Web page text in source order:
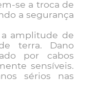
se a troca de
a segurança
a amplitude de
terra. Dano
por cabos
sensíveis.
sérios nas